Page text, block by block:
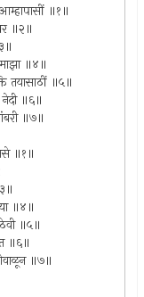
॥१॥
॥२॥
॥४॥
तयासाठीं ॥५॥
नेदी ॥६॥
॥७॥
॥१॥
॥४॥
॥५॥
॥६॥
॥७॥